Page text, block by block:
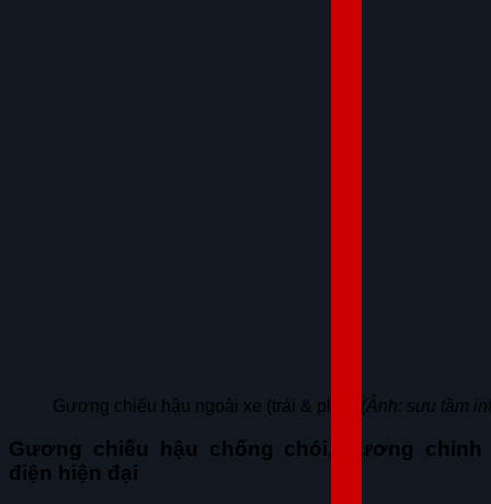
Gương chiếu hậu ngoài xe (trái & phải) (Ảnh: sưu tầm
Gương chiếu hậu chống chói, gương chỉnh
điện hiện đại